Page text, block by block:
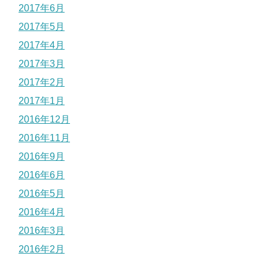
2017年6月
2017年5月
2017年4月
2017年3月
2017年2月
2017年1月
2016年12月
2016年11月
2016年9月
2016年6月
2016年5月
2016年4月
2016年3月
2016年2月